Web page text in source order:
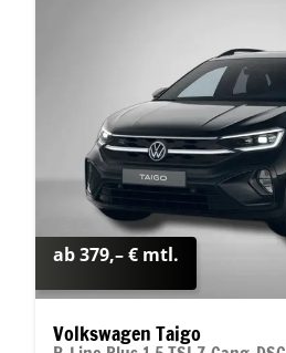
ab 379,– € mtl.
Volkswagen Taigo